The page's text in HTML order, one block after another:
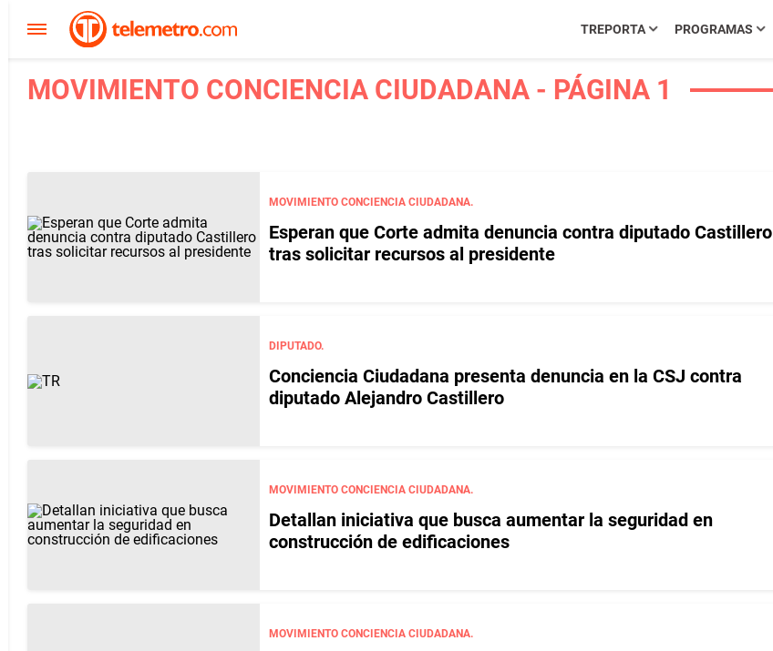
TREPORTA PROGRAMAS
MOVIMIENTO CONCIENCIA CIUDADANA - PÁGINA 1
MOVIMIENTO CONCIENCIA CIUDADANA.
Esperan que Corte admita denuncia contra diputado Castillero
tras solicitar recursos al presidente
DIPUTADO.
Conciencia Ciudadana presenta denuncia en la CSJ contra
diputado Alejandro Castillero
MOVIMIENTO CONCIENCIA CIUDADANA.
Detallan iniciativa que busca aumentar la seguridad en
construcción de edificaciones
MOVIMIENTO CONCIENCIA CIUDADANA.